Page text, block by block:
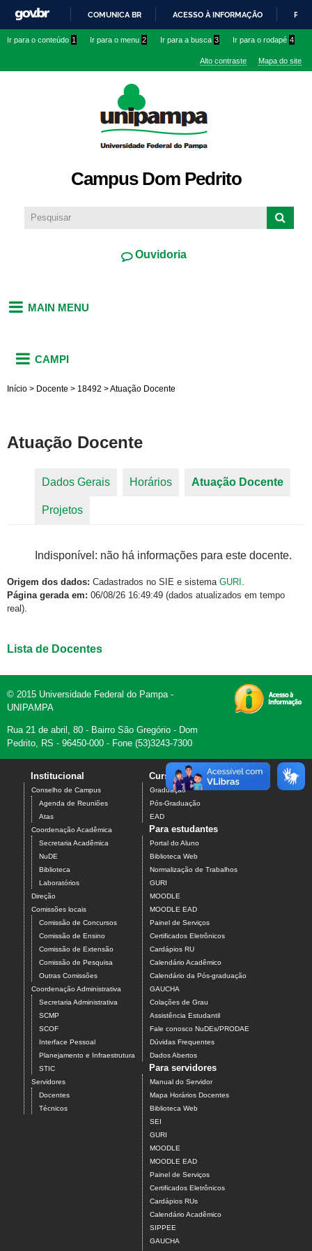
conteúdo
IR
O
COMUNICA BR ACESSO À INFORMAÇÃO
Ir para o conteúdo 1 Ir para o menu 2 Ir para a busca 3 Ir para o rodapé 4
Alto contraste Mapa do site
Campus Dom Pedrito
Ouvidoria
MAIN MENU
CAMPI
Início > Docente > 18492 >Atuação Docente
Atuação Docente
Dados Gerais Horários Atuação Docente
Projetos
Indisponível: não há informações para este docente.
Origem dos dados: Cadastrados no SIE e sistema GURI .
Página gerada em: 06/08/26 16:49:49 (dados atualizados em tempo
real).
Lista de Docentes
© 2015 Universidade Federal do Pampa -
UNIPAMPA
Rua 21 de abril, 80 - Bairro São Gregório - Dom
Pedrito, RS - 96450-000 - Fone (53)3243-7300
Institucional
Conselho de Campus
Agenda de Reuniões
Atas
Coordenação Acadêmica
Secretaria Acadêmica
NuDE
Biblioteca
Laboratórios
Direção
Comissões locais
Comissão de Concursos
Comissão de Ensino
Comissão de Extensão
Comissão de Pesquisa
Outras Comissões
Coordenação Administrativa
Secretaria Administrativa
SCMP
SCOF
Interface Pessoal
Planejamento e Infraestrutura
STIC
Servidores
Docentes
Técnicos
Cursos
Graduação
Pós-Graduação
EAD
Contato
Para estudantes
Portal do Aluno
Biblioteca Web
Normalização de Trabalhos
GURI
MOODLE
MOODLE EAD
Painel de Serviços
Certificados Eletrônicos
Cardápios RU
Calendário Acadêmico
Calendário da Pós-graduação
GAUCHA
Colações de Grau
Assistência Estudantil
Fale conosco NuDEs/PRODAE
Dúvidas Frequentes
Dados Abertos
Para servidores
Manual do Servidor
Mapa Horários Docentes
Biblioteca Web
SEI
GURI
MOODLE
MOODLE EAD
Painel de Serviços
Certificados Eletrônicos
Cardápios RUs
Calendário Acadêmico
SIPPEE
GAUCHA